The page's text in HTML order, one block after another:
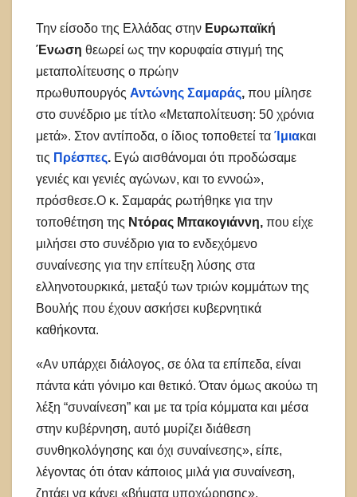
Την είσοδο της Ελλάδας στην Ευρωπαϊκή
Ένωση θεωρεί ως την κορυφαία στιγμή της
μεταπολίτευσης ο πρώην
πρωθυπουργός Αντώνης Σαμαράς, που μίλησε
στο συνέδριο με τίτλο «Μεταπολίτευση: 50 χρόνια
μετά». Στον αντίποδα, ο ίδιος τοποθετεί τα Ίμιακαι
τις Πρέσπες. Εγώ αισθάνομαι ότι προδώσαμε
γενιές και γενιές αγώνων, και το εννοώ»,
πρόσθεσε.Ο κ. Σαμαράς ρωτήθηκε για την
τοποθέτηση της Ντόρας Μπακογιάννη, που είχε
μιλήσει στο συνέδριο για το ενδεχόμενο
συναίνεσης για την επίτευξη λύσης στα
ελληνοτουρκικά, μεταξύ των τριών κομμάτων της
Βουλής που έχουν ασκήσει κυβερνητικά
καθήκοντα.
«Αν υπάρχει διάλογος, σε όλα τα επίπεδα, είναι
πάντα κάτι γόνιμο και θετικό. Όταν όμως ακούω τη
λέξη “συναίνεση” και με τα τρία κόμματα και μέσα
στην κυβέρνηση, αυτό μυρίζει διάθεση
συνθηκολόγησης και όχι συναίνεσης», είπε,
λέγοντας ότι όταν κάποιος μιλά για συναίνεση,
ζητάει να κάνει «βήματα υποχώρησης».